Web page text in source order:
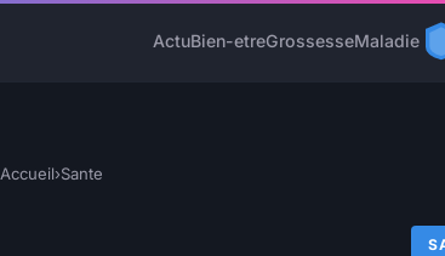
ActuBien-etreGrossesseMaladie
Accueil›Sante